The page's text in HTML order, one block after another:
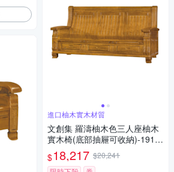
進口柚木實木材質
文創集 羅濤柚木色三人座柚木
實木椅(底部抽屜可收納)-191x7
5x102cm免組
$18,217 $20,241